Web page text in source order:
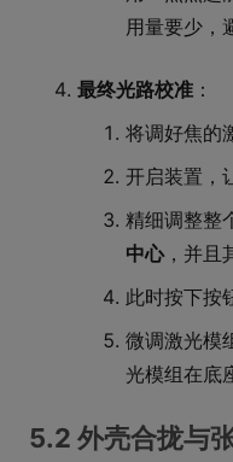
用量要少，
最终光路校准 ：
将调好焦的
开启装置，
精细调整整
中心，并且
此时按下按
微调激光模
光模组在底
5.2 外壳合拢与